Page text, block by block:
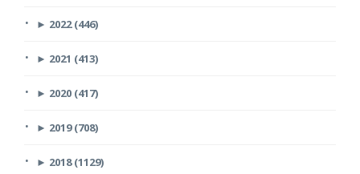
► 2022 (446)
► 2021 (413)
► 2020 (417)
► 2019 (708)
► 2018 (1129)